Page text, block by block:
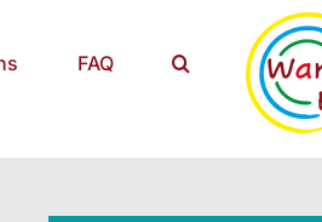
FAQ